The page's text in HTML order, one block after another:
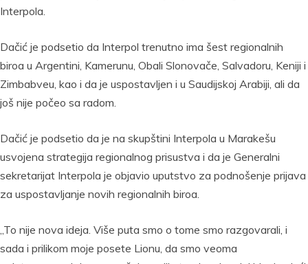
Interpola.
Dačić je podsetio da Interpol trenutno ima šest regionalnih
biroa u Argentini, Kamerunu, Obali Slonovače, Salvadoru, Keniji i
Zimbabveu, kao i da je uspostavljen i u Saudijskoj Arabiji, ali da
još nije počeo sa radom.
Dačić je podsetio da je na skupštini Interpola u Marakešu
usvojena strategija regionalnog prisustva i da je Generalni
sekretarijat Interpola je objavio uputstvo za podnošenje prijava
za uspostavljanje novih regionalnih biroa.
„To nije nova ideja. Više puta smo o tome smo razgovarali, i
sada i prilikom moje posete Lionu, da smo veoma